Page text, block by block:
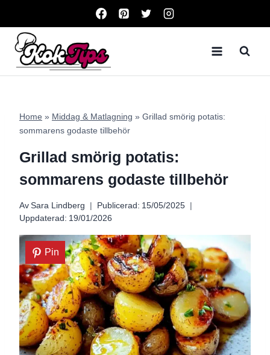
content
Home » Middag & Matlagning » Grillad smörig potatis:
sommarens godaste tillbehör
Grillad smörig potatis:
sommarens godaste tillbehör
Av Sara Lindberg Publicerad: 15/05/2025
Uppdaterad: 19/01/2026
Pin